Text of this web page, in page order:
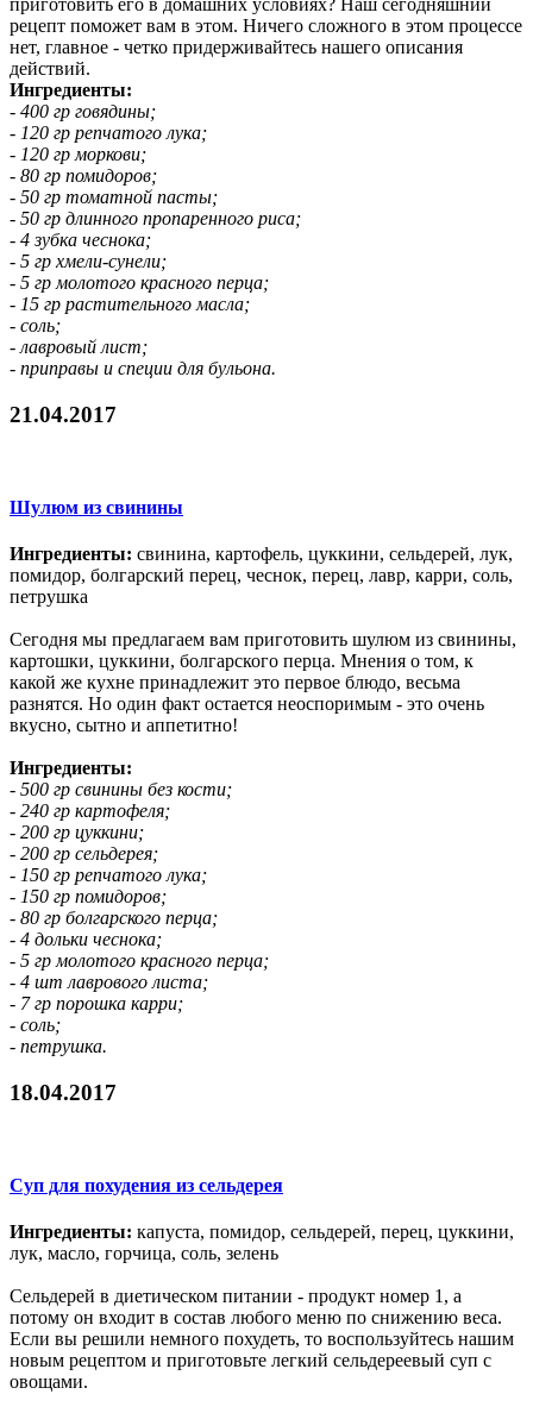
приготовить его в домашних условиях? Наш сегодняшний
рецепт поможет вам в этом. Ничего сложного в этом процессе
нет, главное - четко придерживайтесь нашего описания
действий.
Ингредиенты:
- 400 гр говядины;
- 120 гр репчатого лука;
- 120 гр моркови;
- 80 гр помидоров;
- 50 гр томатной пасты;
- 50 гр длинного пропаренного риса;
- 4 зубка чеснока;
- 5 гр хмели-сунели;
- 5 гр молотого красного перца;
- 15 гр растительного масла;
- соль;
- лавровый лист;
- приправы и специи для бульона.
21.04.2017
Шулюм из свинины
Ингредиенты: свинина, картофель, цуккини, сельдерей, лук,
помидор, болгарский перец, чеснок, перец, лавр, карри, соль,
петрушка
Сегодня мы предлагаем вам приготовить шулюм из свинины,
картошки, цуккини, болгарского перца. Мнения о том, к
какой же кухне принадлежит это первое блюдо, весьма
разнятся. Но один факт остается неоспоримым - это очень
вкусно, сытно и аппетитно!
Ингредиенты:
- 500 гр свинины без кости;
- 240 гр картофеля;
- 200 гр цуккини;
- 200 гр сельдерея;
- 150 гр репчатого лука;
- 150 гр помидоров;
- 80 гр болгарского перца;
- 4 дольки чеснока;
- 5 гр молотого красного перца;
- 4 шт лаврового листа;
- 7 гр порошка карри;
- соль;
- петрушка.
18.04.2017
Суп для похудения из сельдерея
Ингредиенты: капуста, помидор, сельдерей, перец, цуккини,
лук, масло, горчица, соль, зелень
Сельдерей в диетическом питании - продукт номер 1, а
потому он входит в состав любого меню по снижению веса.
Если вы решили немного похудеть, то воспользуйтесь нашим
новым рецептом и приготовьте легкий сельдереевый суп с
овощами.